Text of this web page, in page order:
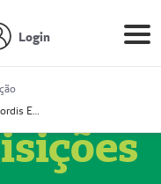
Login
Prestador Decordis Exames Cardiológicos LTDA (51004346-0)